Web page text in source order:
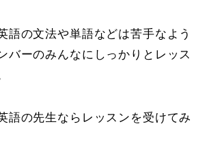
語の文法や単語などは苦手なよう
バーのみんなにしっかりとレッス
語の先生ならレッスンを受けてみ